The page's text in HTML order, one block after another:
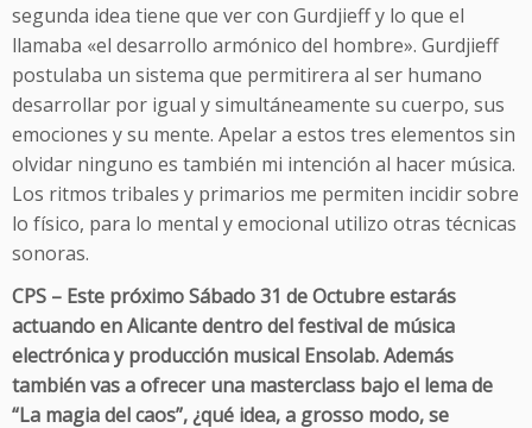
segunda idea tiene que ver con Gurdjieff y lo que el
llamaba «el desarrollo armónico del hombre». Gurdjieff
postulaba un sistema que permitirera al ser humano
desarrollar por igual y simultáneamente su cuerpo, sus
emociones y su mente. Apelar a estos tres elementos sin
olvidar ninguno es también mi intención al hacer música.
Los ritmos tribales y primarios me permiten incidir sobre
lo físico, para lo mental y emocional utilizo otras técnicas
sonoras.
CPS – Este próximo Sábado 31 de Octubre estarás
actuando en Alicante dentro del festival de música
electrónica y producción musical Ensolab. Además
también vas a ofrecer una masterclass bajo el lema de
“La magia del caos”, ¿qué idea, a grosso modo, se